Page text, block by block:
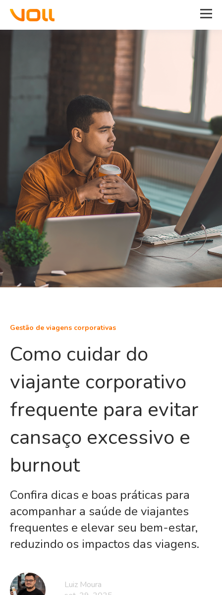
Gestão de viagens corporativas
Como cuidar do
viajante corporativo
frequente para evitar
cansaço excessivo e
burnout
Confira dicas e boas práticas para
acompanhar a saúde de viajantes
frequentes e elevar seu bem-estar,
reduzindo os impactos das viagens.
Luiz Moura